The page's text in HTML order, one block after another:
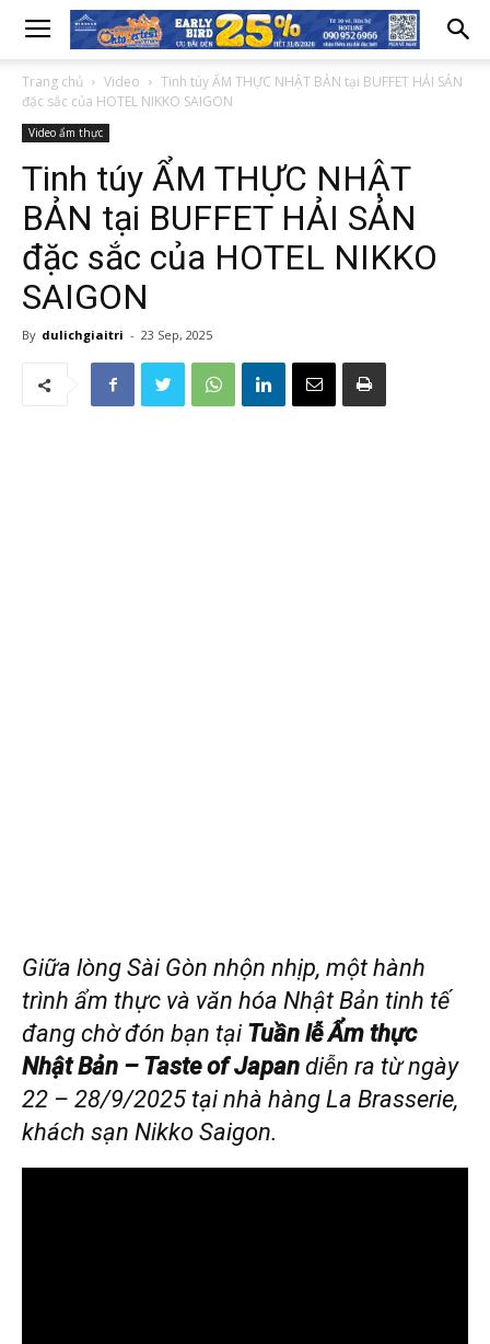
Trang chủ Video
Tinh túy ẨM THỰC NHẬT BẢN tại BUFFET HẢI SẢN
đặc sắc của HOTEL NIKKO SAIGON
Video ẩm thực
Tinh túy ẨM THỰC NHẬT
BẢN tại BUFFET HẢI SẢN
đặc sắc của HOTEL NIKKO
SAIGON
By dulichgiaitri - 23 Sep, 2025
Giữa lòng Sài Gòn nhộn nhịp, một hành
trình ẩm thực và văn hóa Nhật Bản tinh tế
đang chờ đón bạn tại Tuần lễ Ẩm thực
Nhật Bản – Taste of Japan diễn ra từ ngày
22 – 28/9/2025 tại nhà hàng La Brasserie,
khách sạn Nikko Saigon.